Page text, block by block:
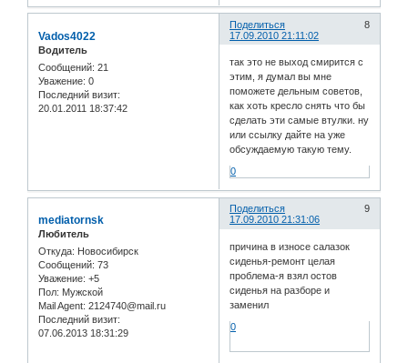
Поделиться
8
17.09.2010 21:11:02
Vados4022
Водитель
Сообщений: 21
Уважение: 0
Последний визит:
20.01.2011 18:37:42
так это не выход смирится с
этим, я думал вы мне
поможете дельным советов,
как хоть кресло снять что бы
сделать эти самые втулки. ну
или ссылку дайте на уже
обсуждаемую такую тему.
0
Поделиться
9
17.09.2010 21:31:06
mediatornsk
Любитель
Откуда: Новосибирск
Сообщений: 73
Уважение: +5
Пол: Мужской
Mail Agent: 2124740@mail.ru
Последний визит:
07.06.2013 18:31:29
причина в износе салазок
сиденья-ремонт целая
проблема-я взял остов
сиденья на разборе и
заменил
0